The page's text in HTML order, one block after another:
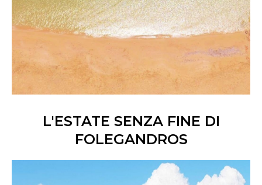
L'ESTATE SENZA FINE DI
FOLEGANDROS